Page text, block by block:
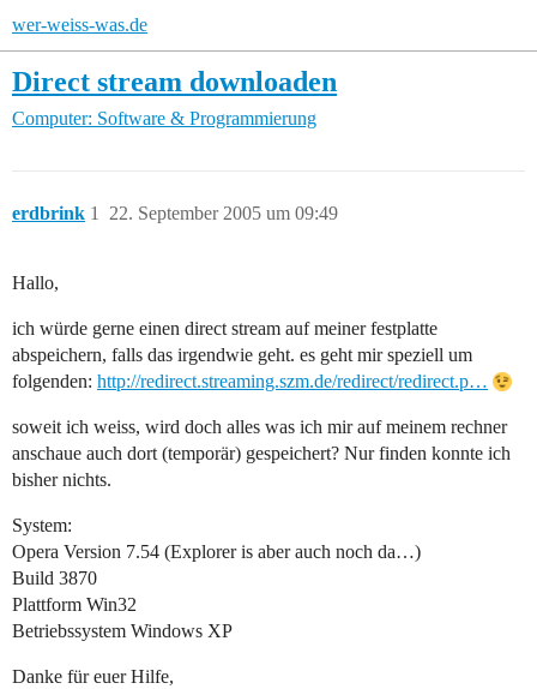
wer-weiss-was.de
Direct stream downloaden
Computer: Software & Programmierung
erdbrink 22. September 2005 um 09:49
1
Hallo,
ich würde gerne einen direct stream auf meiner festplatte
abspeichern, falls das irgendwie geht. es geht mir speziell um
folgenden: http://redirect.streaming.szm.de/redirect/redirect.p…
soweit ich weiss, wird doch alles was ich mir auf meinem rechner
anschaue auch dort (temporär) gespeichert? Nur finden konnte ich
bisher nichts.
System:
Opera Version 7.54 (Explorer is aber auch noch da…)
Build 3870
Plattform Win32
Betriebssystem Windows XP
Danke für euer Hilfe,